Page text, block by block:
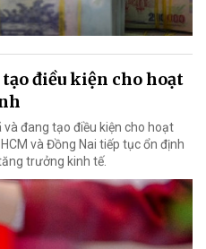
điều kiện cho hoạt
đang tạo điều kiện cho hoạt
và Đồng Nai tiếp tục ổn định
trưởng kinh tế.